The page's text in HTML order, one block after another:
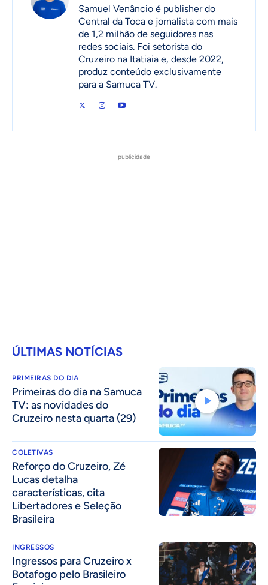
Samuel Venâncio é publisher do
Central da Toca e jornalista com mais
de 1,2 milhão de seguidores nas
redes sociais. Foi setorista do
Cruzeiro na Itatiaia e, desde 2022,
produz conteúdo exclusivamente
para a Samuca TV.
publicidade
ÚLTIMAS NOTÍCIAS
PRIMEIRAS DO DIA
Primeiras do dia na Samuca
TV: as novidades do
Cruzeiro nesta quarta (29)
COLETIVAS
⁠Reforço do Cruzeiro, Zé
Lucas detalha
características, cita
Libertadores e Seleção
Brasileira
INGRESSOS
Ingressos para Cruzeiro x
Botafogo pelo Brasileiro